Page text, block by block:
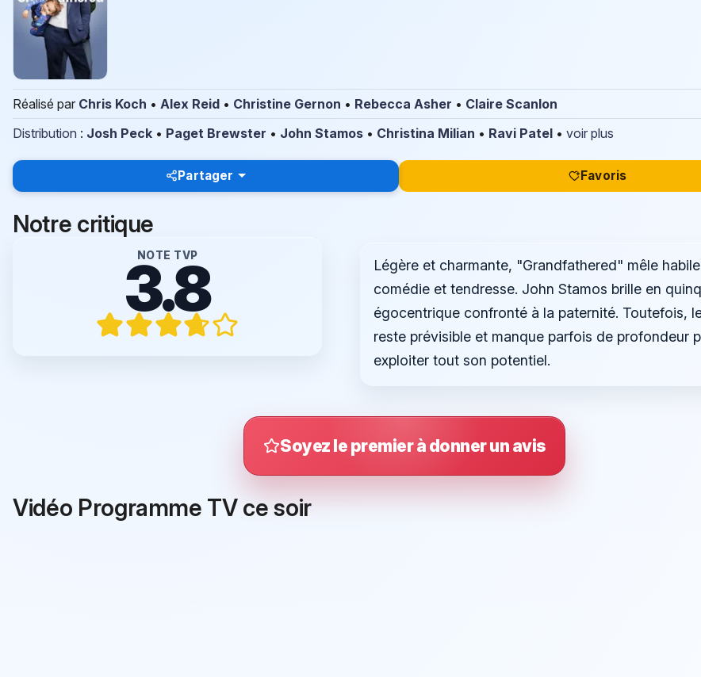
Réalisé par Chris Koch • Alex Reid • Christine Gernon • Rebecca Asher • Claire Scanlon
Distribution : Josh Peck • Paget Brewster • John Stamos • Christina Milian • Ravi Patel • voir plus
Partager Favoris
Notre critique
NOTE TVP
3.8
Légère et charmante, "Grandfathered" mêle
comédie et tendresse. John Stamos brille en
égocentrique confronté à la paternité. Toutefois,
reste prévisible et manque parfois de profondeur
exploiter tout son potentiel.
Soyez le premier à donner un avis
Vidéo Programme TV ce soir